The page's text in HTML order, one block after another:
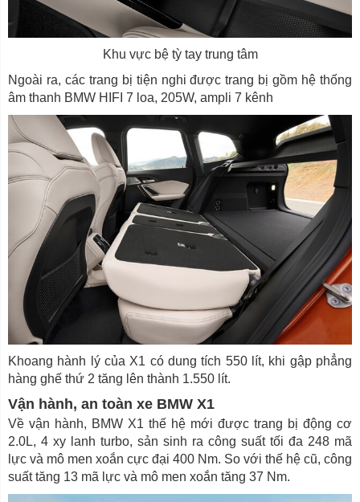
Khu vực bệ tỳ tay trung tâm
Ngoài ra, các trang bị tiện nghi được trang bị gồm hệ thống
âm thanh BMW HIFI 7 loa, 205W, ampli 7 kênh
Khoang hành lý của X1 có dung tích 550 lít, khi gập phẳng
hàng ghế thứ 2 tăng lên thành 1.550 lít.
Vận hành, an toàn xe BMW X1
Về vận hành, BMW X1 thế hệ mới được trang bị động cơ
2.0L, 4 xy lanh turbo, sản sinh ra công suất tối đa 248 mã
lực và mô men xoắn cực đại 400 Nm. So với thế hệ cũ, công
suất tăng 13 mã lực và mô men xoắn tăng 37 Nm.